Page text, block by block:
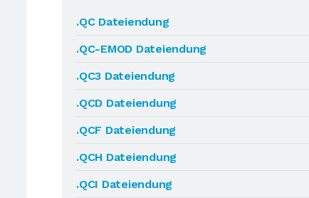
.QC Dateiendung
.QC-EMOD Dateiendung
.QC3 Dateiendung
.QCD Dateiendung
.QCF Dateiendung
.QCH Dateiendung
.QCI Dateiendung